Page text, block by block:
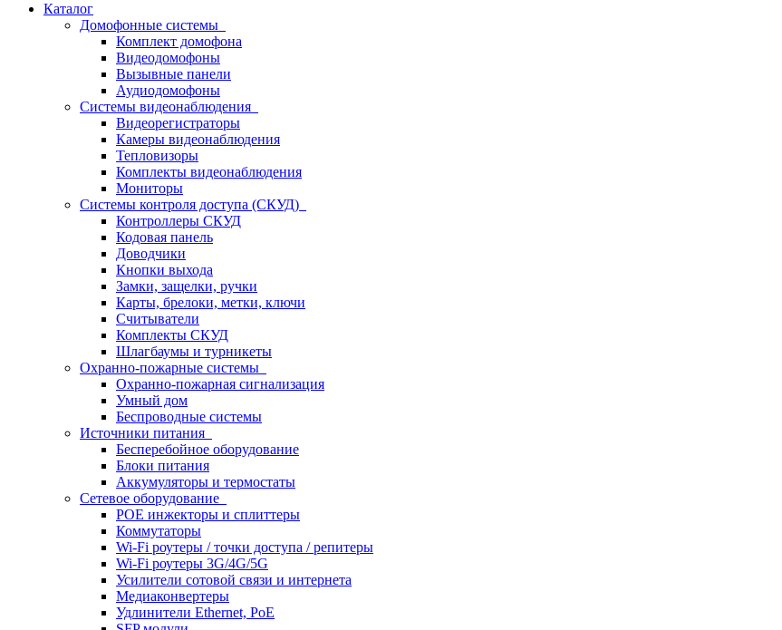
Каталог
Домофонные системы
Комплект домофона
Видеодомофоны
Вызывные панели
Аудиодомофоны
Системы видеонаблюдения
Видеорегистраторы
Камеры видеонаблюдения
Тепловизоры
Комплекты видеонаблюдения
Мониторы
Системы контроля доступа (СКУД)
Контроллеры СКУД
Кодовая панель
Доводчики
Кнопки выхода
Замки, защелки, ручки
Карты, брелоки, метки, ключи
Считыватели
Комплекты СКУД
Шлагбаумы и турникеты
Охранно-пожарные системы
Охранно-пожарная сигнализация
Умный дом
Беспроводные системы
Источники питания
Бесперебойное оборудование
Блоки питания
Аккумуляторы и термостаты
Сетевое оборудование
POE инжекторы и сплиттеры
Коммутаторы
Wi-Fi роутеры / точки доступа / репитеры
Wi-Fi роутеры 3G/4G/5G
Усилители сотовой связи и интернета
Медиаконвертеры
Удлинители Ethernet, PoE